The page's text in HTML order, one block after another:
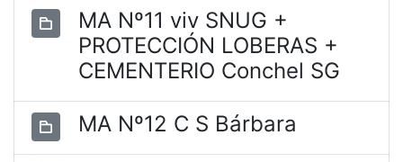
MA Nº11 viv SNUG +
PROTECCIÓN LOBERAS +
CEMENTERIO Conchel SG
MA Nº12 C S Bárbara